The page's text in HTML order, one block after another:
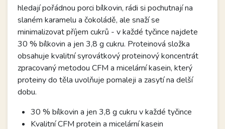
hledají pořádnou porci bílkovin, rádi si pochutnají na
slaném karamelu a čokoládě, ale snaží se
minimalizovat příjem cukrů - v každé tyčince najdete
30 % bílkovin a jen 3,8 g cukru. Proteinová složka
obsahuje kvalitní syrovátkový proteinový koncentrát
zpracovaný metodou CFM a micelární kasein, který
proteiny do těla uvolňuje pomaleji a zasytí na delší
dobu.
30 % bílkovin a jen 3,8 g cukru v každé tyčince
Kvalitní CFM protein a micelární kasein